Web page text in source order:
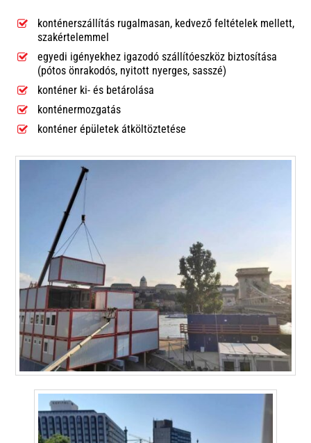
konténerszállítás rugalmasan, kedvező feltételek mellett,
szakértelemmel
egyedi igényekhez igazodó szállítóeszköz biztosítása
(pótos önrakodós, nyitott nyerges, sasszé)
konténer ki- és betárolása
konténermozgatás
konténer épületek átköltöztetése